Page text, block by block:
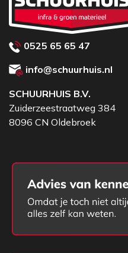
* Ergonomische
knokkel bescherming.
* 4-laags luchtbanden,
hoogwaardige dubbel
0525 65 65 47
info@schuurhuis.nl
SCHUURHUIS B.V.
Zuiderzeestraatweg 384
8096 CN Oldebroek